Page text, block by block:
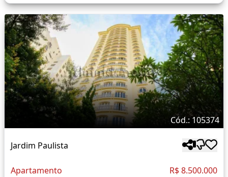
Cód.: 105374
Jardim Paulista
Apartamento R$ 8.500.000